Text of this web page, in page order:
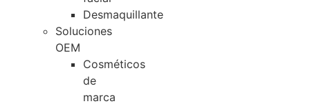
Desmaquillante
Soluciones
OEM
Cosméticos
de
marca